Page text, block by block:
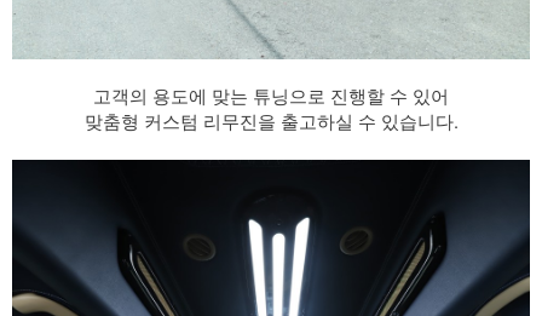
고객의 용도에 맞는 튜닝으로 진행할 수 있어
맞춤형 커스텀 리무진을 출고하실 수 있습니다.